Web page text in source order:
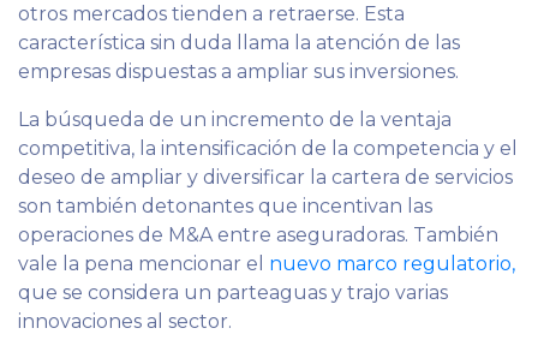
otros mercados tienden a retraerse. Esta
característica sin duda llama la atención de las
empresas dispuestas a ampliar sus inversiones.
La búsqueda de un incremento de la ventaja
competitiva, la intensificación de la competencia y el
deseo de ampliar y diversificar la cartera de servicios
son también detonantes que incentivan las
operaciones de M&A entre aseguradoras. También
vale la pena mencionar el nuevo marco regulatorio,
que se considera un parteaguas y trajo varias
innovaciones al sector.